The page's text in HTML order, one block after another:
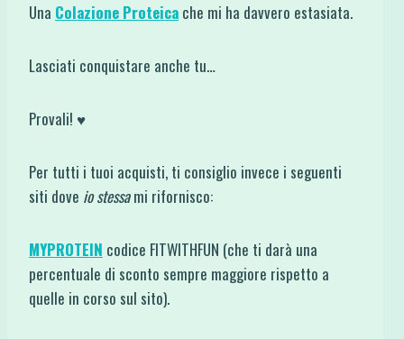
Una Colazione Proteica che mi ha davvero estasiata.
Lasciati conquistare anche tu…
Provali! ♥
Per tutti i tuoi acquisti, ti consiglio invece i seguenti
siti dove io stessami rifornisco:
MYPROTEIN codice FITWITHFUN (che ti darà una
percentuale di sconto sempre maggiore rispetto a
quelle in corso sul sito).